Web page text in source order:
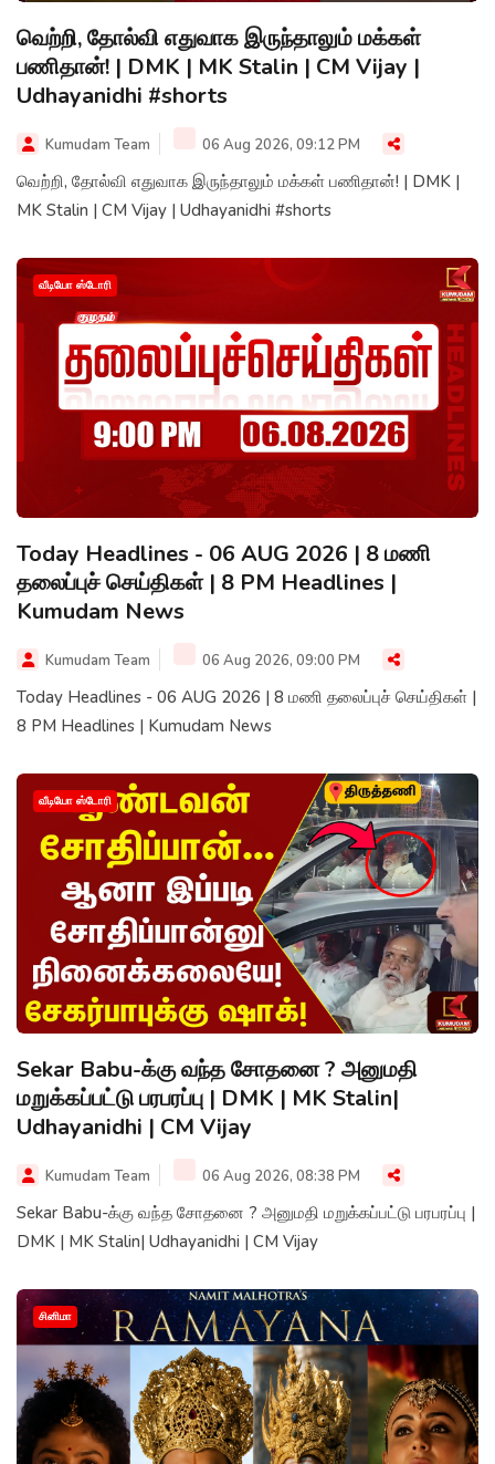
வெற்றி, தோல்வி எதுவாக இருந்தாலும் மக்கள்
பணிதான்! | DMK | MK Stalin | CM Vijay |
Udhayanidhi #shorts
Kumudam Team 06 Aug 2026, 09:12 PM
வெற்றி, தோல்வி எதுவாக இருந்தாலும் மக்கள் பணிதான்! | DMK |
MK Stalin | CM Vijay | Udhayanidhi #shorts
வீடியோ ஸ்டோரி
Today Headlines - 06 AUG 2026 | 8 மணி
தலைப்புச் செய்திகள் | 8 PM Headlines |
Kumudam News
Kumudam Team 06 Aug 2026, 09:00 PM
Today Headlines - 06 AUG 2026 | 8 மணி தலைப்புச் செய்திகள் |
8 PM Headlines | Kumudam News
வீடியோ ஸ்டோரி
Sekar Babu-க்கு வந்த சோதனை ? அனுமதி
மறுக்கப்பட்டு பரபரப்பு | DMK | MK Stalin|
Udhayanidhi | CM Vijay
Kumudam Team 06 Aug 2026, 08:38 PM
Sekar Babu-க்கு வந்த சோதனை ? அனுமதி மறுக்கப்பட்டு பரபரப்பு |
DMK | MK Stalin| Udhayanidhi | CM Vijay
சினிமா